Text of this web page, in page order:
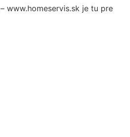
– www.homeservis.sk je tu pre